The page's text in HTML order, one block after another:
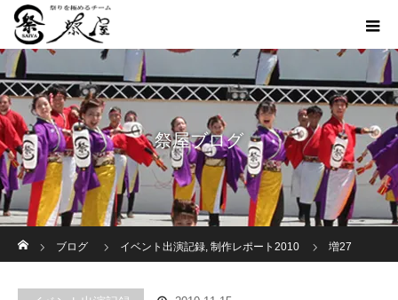
祭屋ブログ
ブログ
イベント出演記録, 制作レポート2010 増27